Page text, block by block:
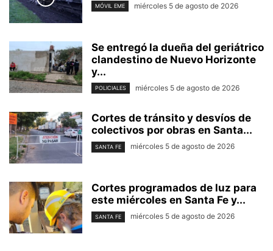
MÓVIL EME miércoles 5 de agosto de 2026
Se entregó la dueña del geriátrico
clandestino de Nuevo Horizonte
y...
POLICIALES miércoles 5 de agosto de 2026
Cortes de tránsito y desvíos de
colectivos por obras en Santa...
SANTA FE miércoles 5 de agosto de 2026
Cortes programados de luz para
este miércoles en Santa Fe y...
SANTA FE miércoles 5 de agosto de 2026